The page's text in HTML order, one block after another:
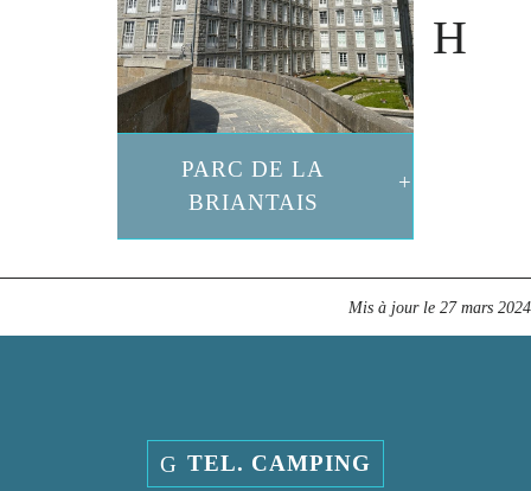
PARC DE LA
BRIANTAIS
Mis à jour le 27 mars 2024
TEL. CAMPING